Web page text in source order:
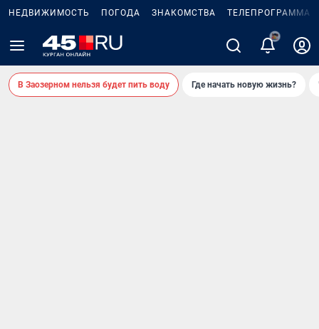
НЕДВИЖИМОСТЬ ПОГОДА ЗНАКОМСТВА ТЕЛЕПРОГРАММА
В Заозерном нельзя будет пить воду Где начать новую жизнь?